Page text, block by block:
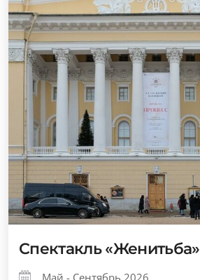
Спектакль «Женитьба»
Май - Сентябрь 2026